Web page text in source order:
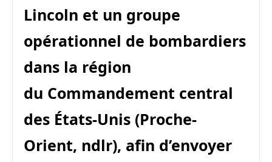
Lincoln et un groupe
opérationnel de bombardiers
dans la région
du Commandement central
des États-Unis (Proche-
Orient, ndlr), afin d’envoyer